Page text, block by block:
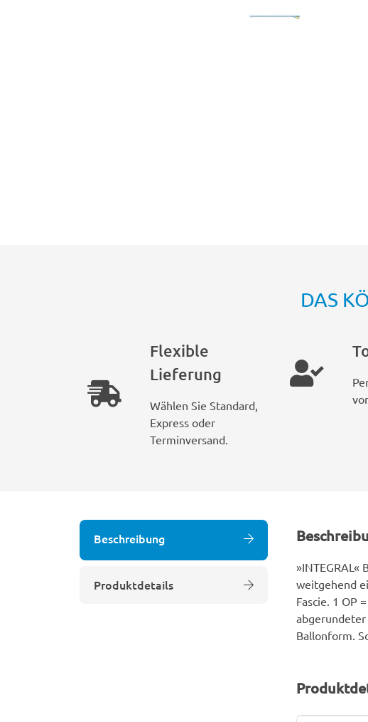
DAS
Flexible
Lieferung
Wählen Sie Standard,
Express oder
Terminversand.
Beschreibung
Produktdetails
weitgehend
Fascie. 1 OP
Ballonform.